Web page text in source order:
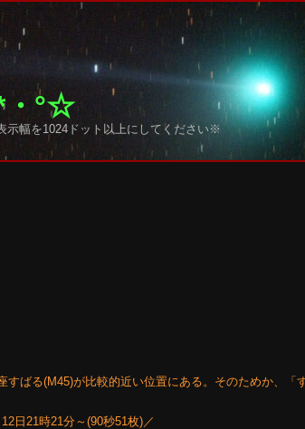
・°☆
幅を1024ドット以上にしてください※
ばる(M45)が比較的近い位置にある。そのためか、「
日21時21分～(90秒51枚)／